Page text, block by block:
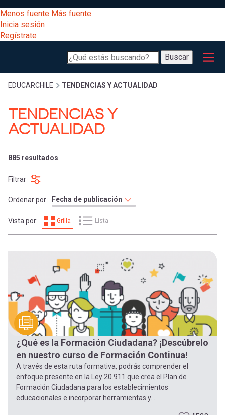
al
contenido
principal
[Educarchile
Escritorio]
Menú
entrar
a
mi
cuenta
Menos fuente Más fuente
Inicia sesión
Regístrate
Buscar
Buscar
Menú
principal
Desarrollo
Expand
Gestión
curricular
Expand
Comunidad
Expand
Exploración
[Educarchile
Mobile]
Menú
entrar
mi
sesión
Sobrescribir
enlaces
de
ayuda
a
navegación
EDUCARCHILE TENDENCIAS Y ACTUALIDAD
TENDENCIAS Y
ACTUALIDAD
885 resultados
Filtrar
Ordenar por
Vista por: Grilla Lista
¿Qué es la Formación Ciudadana? ¡Descúbrelo
en nuestro curso de Formación Continua!
A través de esta ruta formativa, podrás comprender el
enfoque presente en la Ley 20.911 que crea el Plan de
Formación Ciudadana para los establecimientos
educacionales e incorporar herramientas y...